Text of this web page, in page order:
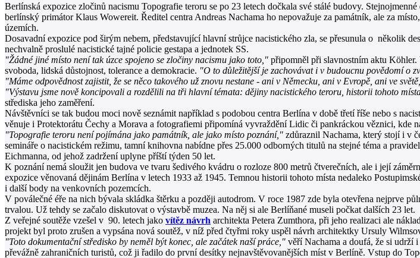
Berlínská expozice zločinů nacismu Topografie teroru se po 23 letech dočkala své stálé budovy.
berlínský primátor Klaus Wowereit. Ředitel centra Andreas Nachama ho nepovažuje za památník, ale za
územích.
Dosavadní expozice pod širým nebem, představující hlavní strůjce nacistického zla, se přesunula o několik
nechvalně proslulé nacistické tajné policie gestapa a jednotek SS.
"Žádné jiné místo není tak úzce spojeno se zločiny nacismu jako toto," připomněl při slavnostním aktu Köhler.
svoboda, lidská důstojnost, tolerance a demokracie. "O to důležitější je zachovávat i v budoucnu povědomí o
"Máme odpovědnost zajistit, že se něco takového už znovu nestane - ani v Německu, ani v Evropě, ani ve
"Výstavu jsme nově koncipovali a rozdělili na tři hlavní témata: dějiny nacistického teroru, historii tohoto
střediska jeho zaměření.
Návštěvníci se tak budou moci nově seznámit například s podobou centra Berlína v době třetí říše nebo s
věnuje i Protektorátu Čechy a Morava a fotografiemi připomíná vyvraždění Lidic či pankráckou věznici, kde
"Topografie teroru není pojímána jako památník, ale jako místo poznání," zdůraznil Nachama, který stojí i v
semináře o nacistickém režimu, tamní knihovna nabídne přes 25.000 odborných titulů na stejné téma a
Eichmanna, od jehož zadržení uplyne příští týden 50 let.
K poznání nemá sloužit jen budova ve tvaru šedivého kvádru o rozloze 800 metrů čtverečních, ale i její
expozice věnovaná dějinám Berlína v letech 1933 až 1945. Temnou historii tohoto místa nedaleko
i další body na venkovních pozemcích.
V poválečné éře na nich bývala skládka štěrku a později autodrom. V roce 1987 zde byla otevřena nejprve
trvalou. Už tehdy se začalo diskutovat o výstavbě muzea. Na něj si ale Berlíňané museli počkat dalších 23 let.
Z veřejné soutěže vzešel v 90. letech jako vítěz návrh architekta Petera Zumthora, při jeho realizaci ale
projekt byl proto zrušen a vypsána nová soutěž, v níž před čtyřmi roky uspěl návrh architektky Ursuly
"Toto dokumentační středisko by neměl být konec, ale začátek naší práce," věří Nachama a doufá, že si udrží
převážně zahraničních turistů, což ji řadilo do první desítky nejnavštěvovanějších míst v Berlíně. Vstup do